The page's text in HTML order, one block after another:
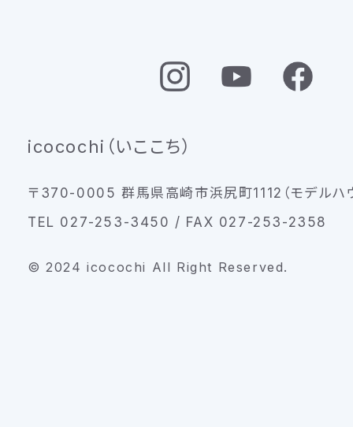
icocochi（いここち）
〒370-0005 群馬県高崎市浜尻町1112（モデルハ
TEL 027-253-3450 / FAX 027-253-2358
© 2024 icocochi All Right Reserved.